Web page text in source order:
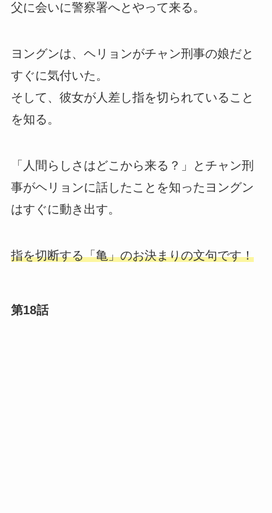
父に会いに警察署へとやって来る。
ヨングンは、ヘリョンがチャン刑事の娘だと
すぐに気付いた。
そして、彼女が人差し指を切られていること
を知る。
「人間らしさはどこから来る？」とチャン刑
事がヘリョンに話したことを知ったヨングン
はすぐに動き出す。
指を切断する「亀」のお決まりの文句です！
第18話